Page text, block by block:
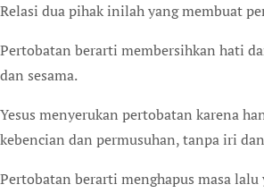
Relasi dua pihak inilah yang membuat
Pertobatan berarti membersihkan hati
dan sesama.
Yesus menyerukan pertobatan karena
kebencian dan permusuhan, tanpa iri
Pertobatan berarti menghapus masa lalu